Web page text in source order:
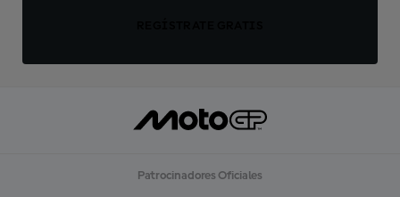
Patrocinadores Oficiales